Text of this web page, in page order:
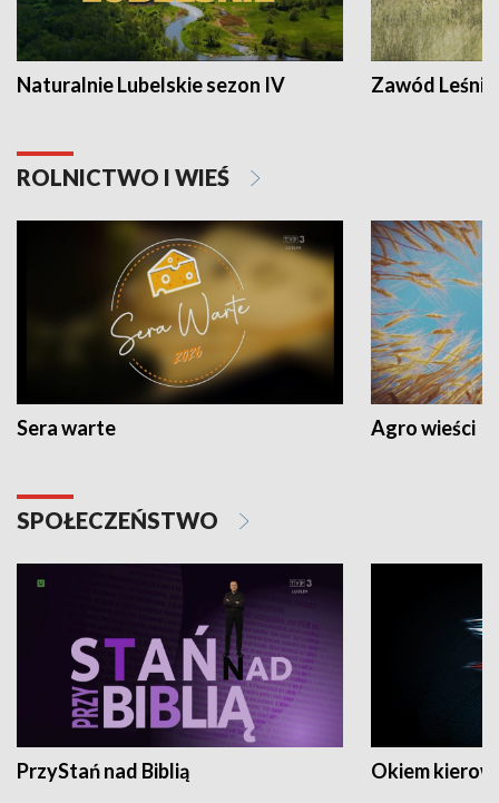
Naturalnie Lubelskie sezon IV Zawód Leśnik
ROLNICTWO I WIEŚ
Sera warte Agro wieści
SPOŁECZEŃSTWO
PrzyStań nad Biblią Okiem